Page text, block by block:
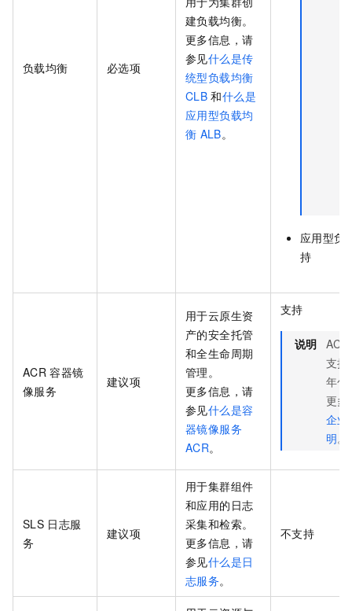
负载均衡 必选项
建负载均衡。
更多信息，请
参见什么是传
统型负载均衡
CLB 和什么是
应用型负载均
衡 ALB。
应用型负
持
ACR 容器镜
像服务
建议项
用于云原生资
产的安全托管
和全生命周期
管理。
更多信息，请
参见什么是容
器镜像服务
ACR。
支持
说明 ACR
支持
年包
更多
企业
明。
SLS 日志服
务
建议项
用于集群组件
和应用的日志
采集和检索。
更多信息，请
参见什么是日
志服务。
不支持